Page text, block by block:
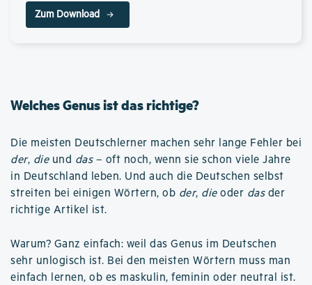
Zum Download
Welches Genus ist das richtige?
Die meisten Deutschlerner machen sehr lange Fehler bei
der, dieund das– oft noch, wenn sie schon viele Jahre
in Deutschland leben. Und auch die Deutschen selbst
streiten bei einigen Wörtern, ob der, dieoder dasder
richtige Artikel ist.
Warum? Ganz einfach: weil das Genus im Deutschen
sehr unlogisch ist. Bei den meisten Wörtern muss man
einfach lernen, ob es maskulin, feminin oder neutral ist.